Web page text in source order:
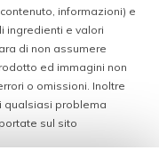
informazioni) e
ingredienti e valori
di non assumere
ed immagini non
o omissioni. Inoltre
qualsiasi problema
sul sito